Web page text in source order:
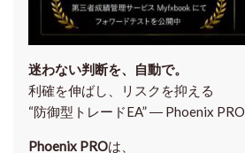
迷わない判断を、自動で。
利確を伸ばし、リスクを抑える
“防御型トレードEA” ― Phoenix PRO
Phoenix PROは、